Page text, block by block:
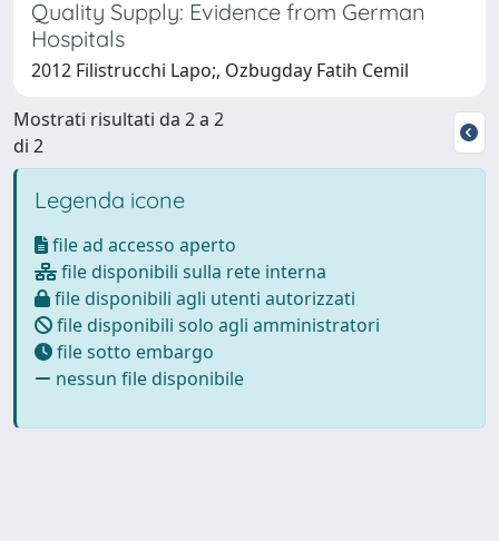
Quality Supply: Evidence from German
Hospitals
2012 Filistrucchi Lapo;, Ozbugday Fatih Cemil
Mostrati risultati da 2 a 2
di 2
Legenda icone
file ad accesso aperto
file disponibili sulla rete interna
file disponibili agli utenti autorizzati
file disponibili solo agli amministratori
file sotto embargo
nessun file disponibile